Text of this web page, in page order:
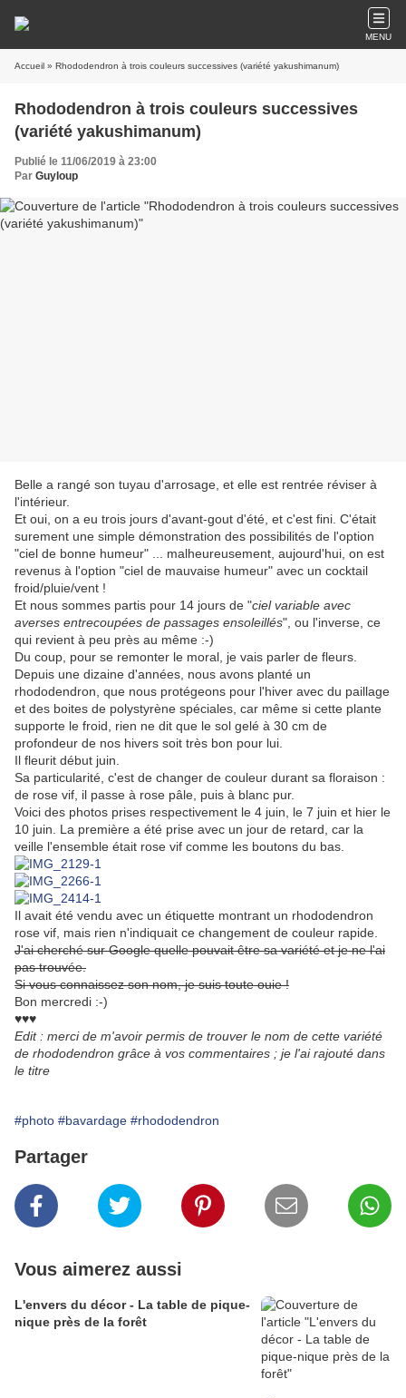
MENU
Accueil » Rhododendron à trois couleurs successives (variété yakushimanum)
Rhododendron à trois couleurs successives
(variété yakushimanum)
Publié le 11/06/2019 à 23:00
Par Guyloup
Belle a rangé son tuyau d'arrosage, et elle est rentrée réviser à
l'intérieur.
Et oui, on a eu trois jours d'avant-gout d'été, et c'est fini. C'était
surement une simple démonstration des possibilités de l'option
"ciel de bonne humeur" ... malheureusement, aujourd'hui, on est
revenus à l'option "ciel de mauvaise humeur" avec un cocktail
froid/pluie/vent !
Et nous sommes partis pour 14 jours de "ciel variable avec
averses entrecoupées de passages ensoleillés", ou l'inverse, ce
qui revient à peu près au même :-)
Du coup, pour se remonter le moral, je vais parler de fleurs.
Depuis une dizaine d'années, nous avons planté un
rhododendron, que nous protégeons pour l'hiver avec du paillage
et des boites de polystyrène spéciales, car même si cette plante
supporte le froid, rien ne dit que le sol gelé à 30 cm de
profondeur de nos hivers soit très bon pour lui.
Il fleurit début juin.
Sa particularité, c'est de changer de couleur durant sa floraison :
de rose vif, il passe à rose pâle, puis à blanc pur.
Voici des photos prises respectivement le 4 juin, le 7 juin et hier le
10 juin. La première a été prise avec un jour de retard, car la
veille l'ensemble était rose vif comme les boutons du bas.
Il avait été vendu avec un étiquette montrant un rhododendron
rose vif, mais rien n'indiquait ce changement de couleur rapide.
J'ai cherché sur Google quelle pouvait être sa variété et je ne l'ai
pas trouvée.
Si vous connaissez son nom, je suis toute ouie !
Bon mercredi :-)
♥♥♥
Edit : merci de m'avoir permis de trouver le nom de cette variété
de rhododendron grâce à vos commentaires ; je l'ai rajouté dans
le titre
#photo #bavardage #rhododendron
Partager
Vous aimerez aussi
L'envers du décor - La table de pique-
nique près de la forêt